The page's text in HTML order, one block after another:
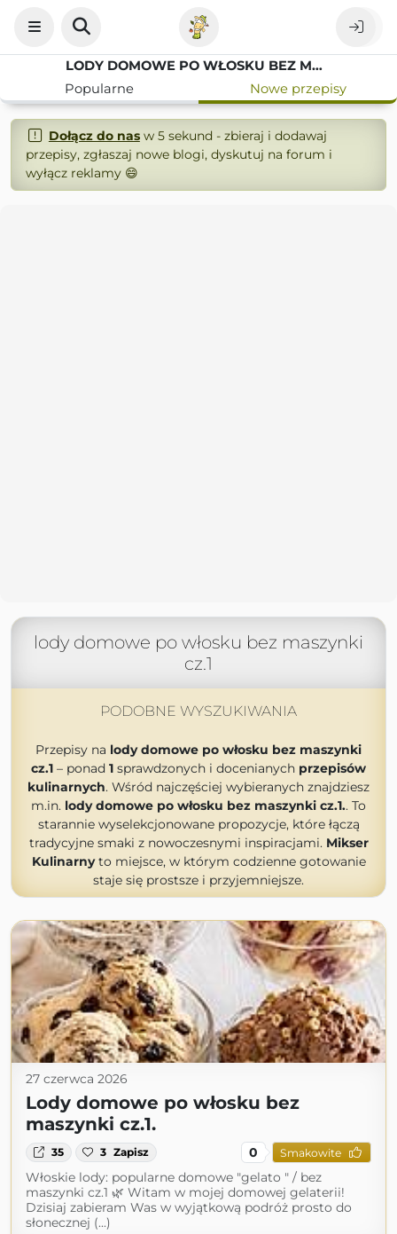
LODY DOMOWE PO WŁOSKU BEZ MASZYNKI CZ.1
Popularne
Nowe przepisy
Dołącz do nasw 5 sekund - zbieraj i dodawaj
przepisy, zgłaszaj nowe blogi, dyskutuj na forum i
wyłącz reklamy 😄
lody domowe po włosku bez maszynki
cz.1
PODOBNE WYSZUKIWANIA
Przepisy na lody domowe po włosku bez maszynki
cz.1 – ponad 1 sprawdzonych i docenianych przepisów
kulinarnych. Wśród najczęściej wybieranych znajdziesz
m.in. lody domowe po włosku bez maszynki cz.1.. To
starannie wyselekcjonowane propozycje, które łączą
tradycyjne smaki z nowoczesnymi inspiracjami. Mikser
Kulinarnyto miejsce, w którym codzienne gotowanie
staje się prostsze i przyjemniejsze.
27 czerwca 2026
Lody domowe po włosku bez
maszynki cz.1.
35 3 Zapisz 0 Smakowite
Włoskie lody: popularne domowe "gelato " / bez
maszynki cz.1 🌿 Witam w mojej domowej gelaterii!
Dzisiaj zabieram Was w wyjątkową podróż prosto do
słonecznej (...)